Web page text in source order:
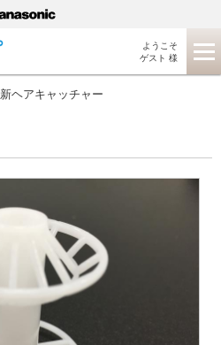
ようこそ
ゲスト 様
新ヘアキャッチャー